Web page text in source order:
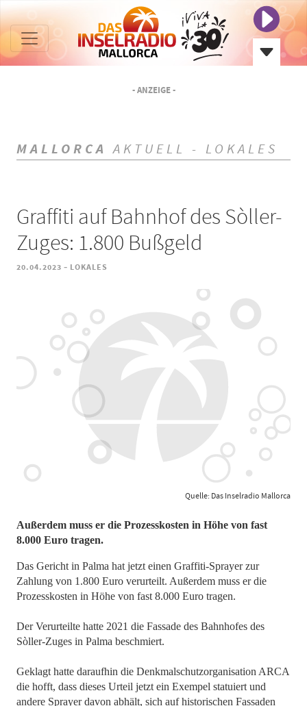
- ANZEIGE -
MALLORCA AKTUELL - LOKALES
Graffiti auf Bahnhof des Sòller-
Zuges: 1.800 Bußgeld
20.04.2023 - LOKALES
Quelle: Das Inselradio Mallorca
Außerdem muss er die Prozesskosten in Höhe von fast
8.000 Euro tragen.
Das Gericht in Palma hat jetzt einen Graffiti-Sprayer zur
Zahlung von 1.800 Euro verurteilt. Außerdem muss er die
Prozesskosten in Höhe von fast 8.000 Euro tragen.
Der Verurteilte hatte 2021 die Fassade des Bahnhofes des
Sòller-Zuges in Palma beschmiert.
Geklagt hatte daraufhin die Denkmalschutzorganisation ARCA
die hofft, dass dieses Urteil jetzt ein Exempel statuiert und
andere Sprayer davon abhält, sich auf historischen Fassaden